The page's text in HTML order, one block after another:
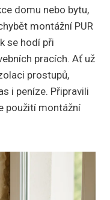
domu nebo bytu,
montážní PUR
se hodí při
pracích. Ať už
prostupů,
i peníze. Připravili
použití montážní